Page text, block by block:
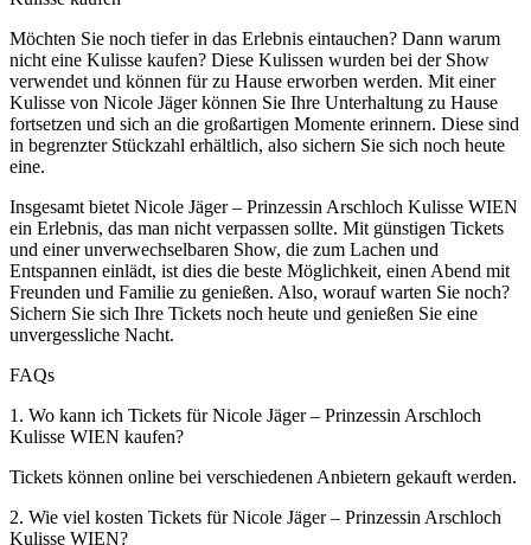
Möchten Sie noch tiefer in das Erlebnis eintauchen? Dann warum
nicht eine Kulisse kaufen? Diese Kulissen wurden bei der Show
verwendet und können für zu Hause erworben werden. Mit einer
Kulisse von Nicole Jäger können Sie Ihre Unterhaltung zu Hause
fortsetzen und sich an die großartigen Momente erinnern. Diese sind
in begrenzter Stückzahl erhältlich, also sichern Sie sich noch heute
eine.
Insgesamt bietet Nicole Jäger – Prinzessin Arschloch Kulisse WIEN
ein Erlebnis, das man nicht verpassen sollte. Mit günstigen Tickets
und einer unverwechselbaren Show, die zum Lachen und
Entspannen einlädt, ist dies die beste Möglichkeit, einen Abend mit
Freunden und Familie zu genießen. Also, worauf warten Sie noch?
Sichern Sie sich Ihre Tickets noch heute und genießen Sie eine
unvergessliche Nacht.
FAQs
1. Wo kann ich Tickets für Nicole Jäger – Prinzessin Arschloch
Kulisse WIEN kaufen?
Tickets können online bei verschiedenen Anbietern gekauft werden.
2. Wie viel kosten Tickets für Nicole Jäger – Prinzessin Arschloch
Kulisse WIEN?